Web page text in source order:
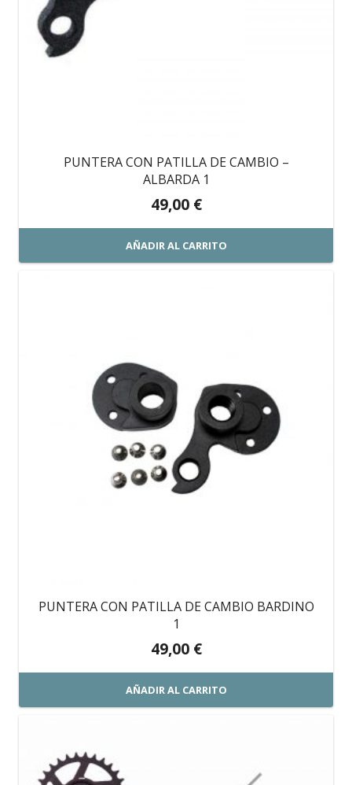
PUNTERA CON PATILLA DE CAMBIO –
ALBARDA 1
49,00 €
AÑADIR AL CARRITO
PUNTERA CON PATILLA DE CAMBIO BARDINO
1
49,00 €
AÑADIR AL CARRITO